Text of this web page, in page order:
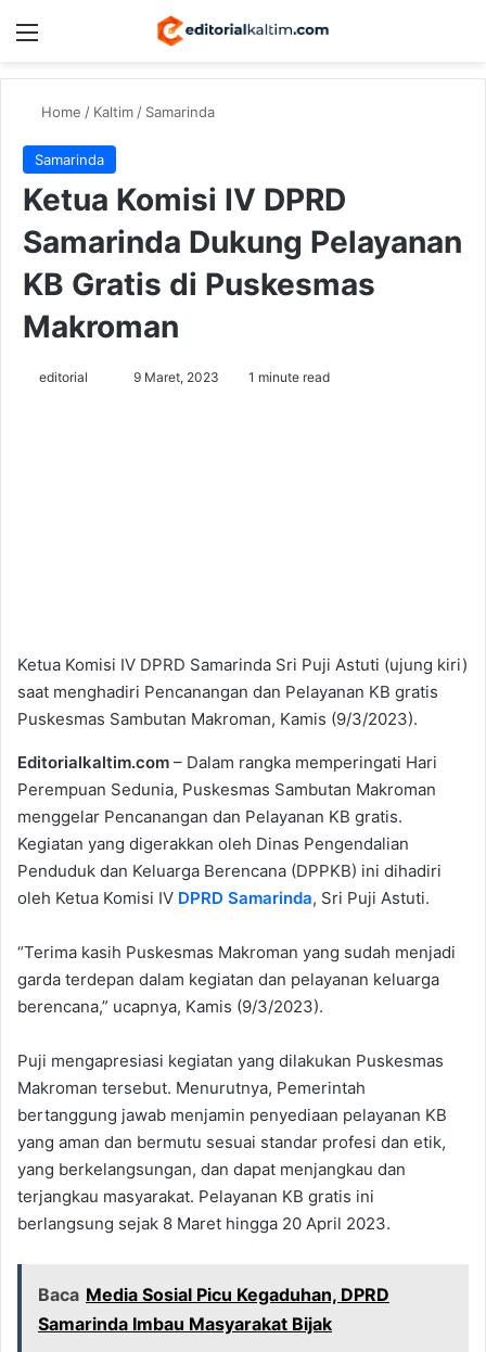
Menu
Home / Kaltim/ Samarinda
Samarinda
Ketua Komisi IV DPRD
Samarinda Dukung Pelayanan
KB Gratis di Puskesmas
Makroman
editorial
Send9 Maret, 2023 1 minute read
Ketua Komisi IV DPRD Samarinda Sri Puji Astuti (ujung kiri)
saat menghadiri Pencanangan dan Pelayanan KB gratis
Puskesmas Sambutan Makroman, Kamis (9/3/2023).
Editorialkaltim.com – Dalam rangka memperingati Hari
Perempuan Sedunia, Puskesmas Sambutan Makroman
menggelar Pencanangan dan Pelayanan KB gratis.
Kegiatan yang digerakkan oleh Dinas Pengendalian
Penduduk dan Keluarga Berencana (DPPKB) ini dihadiri
oleh Ketua Komisi IV DPRD Samarinda, Sri Puji Astuti.
“Terima kasih Puskesmas Makroman yang sudah menjadi
garda terdepan dalam kegiatan dan pelayanan keluarga
berencana,” ucapnya, Kamis (9/3/2023).
Puji mengapresiasi kegiatan yang dilakukan Puskesmas
Makroman tersebut. Menurutnya, Pemerintah
bertanggung jawab menjamin penyediaan pelayanan KB
yang aman dan bermutu sesuai standar profesi dan etik,
yang berkelangsungan, dan dapat menjangkau dan
terjangkau masyarakat. Pelayanan KB gratis ini
berlangsung sejak 8 Maret hingga 20 April 2023.
Baca Media Sosial Picu Kegaduhan, DPRD
Samarinda Imbau Masyarakat Bijak